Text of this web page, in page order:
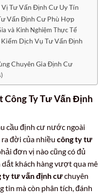
Tư Vấn Định Cư Uy Tín
Vấn Định Cư Phù Hợp
và Kinh Nghiệm Thực Tế
Dịch Vụ Tư Vấn Định
Chuyên Gia Định Cư
Công Ty Tư Vấn Định
cầu định cư nước ngoài
ra đời của nhiều công ty tư
đơn vị nào cũng có đủ
khách hàng vượt qua mê
ty tư vấn định cưchuyên
tin mà còn phân tích, đánh